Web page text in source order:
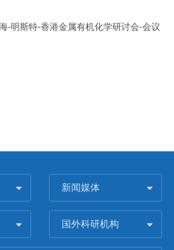
-明斯特-香港金属有机化学研讨会-会议
新闻媒体
国外科研机构